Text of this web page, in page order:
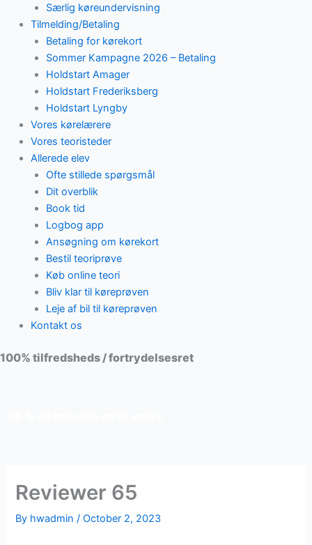
Særlig køreundervisning
Tilmelding/Betaling
Betaling for kørekort
Sommer Kampagne 2026 – Betaling
Holdstart Amager
Holdstart Frederiksberg
Holdstart Lyngby
Vores kørelærere
Vores teoristeder
Allerede elev
Ofte stillede spørgsmål
Dit overblik
Book tid
Logbog app
Ansøgning om kørekort
Bestil teoriprøve
Køb online teori
Bliv klar til køreprøven
Leje af bil til køreprøven
Kontakt os
100% tilfredsheds / fortrydelsesret
Reviewer 65
By hwadmin/October 2, 2023